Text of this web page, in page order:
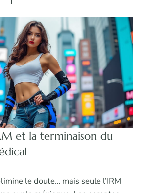
et la terminaison du
le doute… mais seule l’IRM